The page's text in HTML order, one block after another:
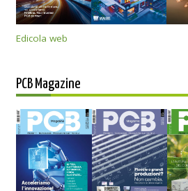
Edicola web
PCB Magazine